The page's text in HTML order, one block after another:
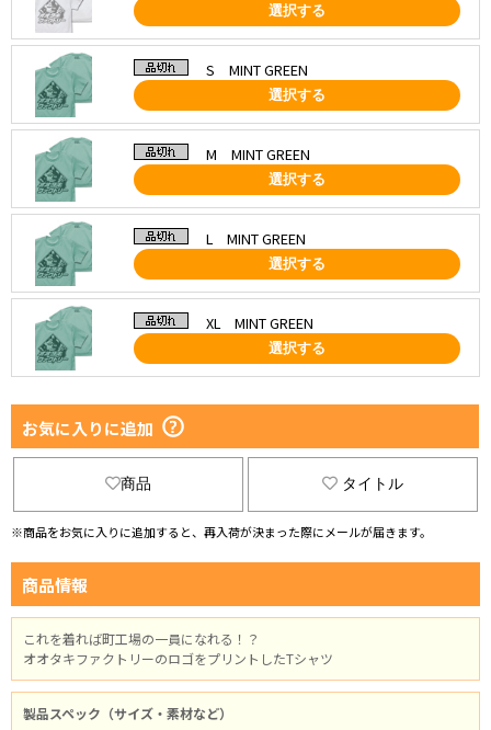
選択する
S MINT GREEN
選択する
M MINT GREEN
選択する
L MINT GREEN
選択する
XL MINT GREEN
選択する
お気に入りに追加
商品 タイトル
※商品をお気に入りに追加すると、再入荷が決まった際にメールが届きます。
商品情報
これを着れば町工場の一員になれる！？
オオタキファクトリーのロゴをプリントしたTシャツ
製品スペック（サイズ・素材など）